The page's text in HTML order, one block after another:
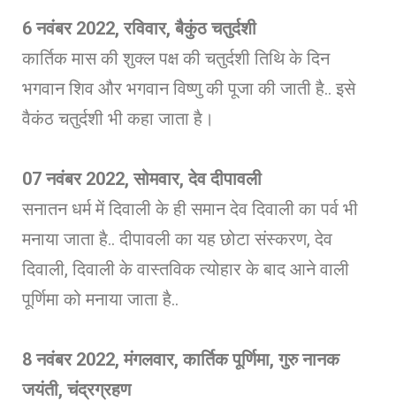
6नवंबर 2022, रविवार, बैकुंठ चतुर्दशी
कार्तिक मास की शुक्ल पक्ष की चतुर्दशी तिथि के दिन
भगवान शिव और भगवान विष्णु की पूजा की जाती है.. इसे
वैकंठ चतुर्दशी भी कहा जाता है।
07 नवंबर 2022,सोमवार, देव दीपावली
सनातन धर्म में दिवाली के ही समान देव दिवाली का पर्व भी
मनाया जाता है.. दीपावली का यह छोटा संस्करण, देव
दिवाली, दिवाली के वास्तविक त्योहार के बाद आने वाली
पूर्णिमा को मनाया जाता है..
8नवंबर 2022, मंगलवार, कार्तिक पूर्णिमा, गुरु नानक
जयंती, चंद्रग्रहण